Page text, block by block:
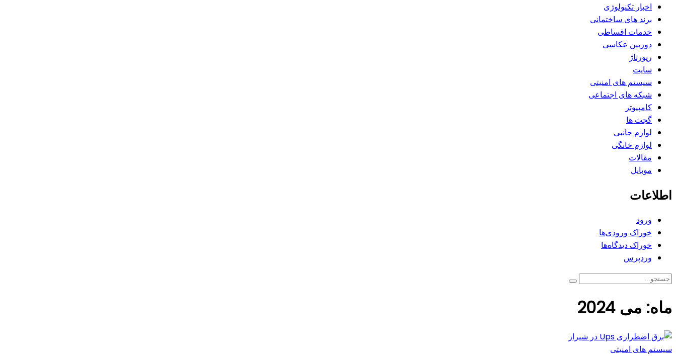
اخبار تکنولوژی
برند های ساختمانی
خدمات اقساطی
دوربین عکاسی
رپورتاژ
سایت
سیستم های امنیتی
شبکه های اجتماعی
کامپیوتر
گجت ها
لوازم جانبی
لوازم خانگی
مقالات
موبایل
اطلاعات
ورود
خوراک ورودی‌ها
خوراک دیدگاه‌ها
وردپرس
ماه: می 2024
سیستم های امنیتی